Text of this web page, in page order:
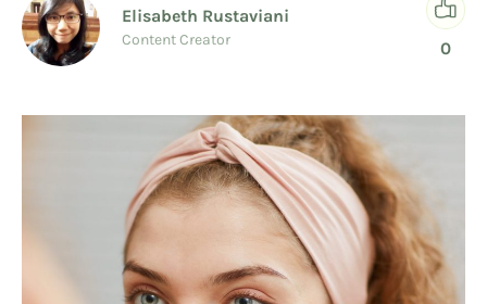
Elisabeth Rustaviani
Content Creator 0